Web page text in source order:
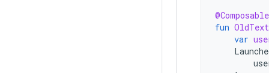
@Composable
fun
var